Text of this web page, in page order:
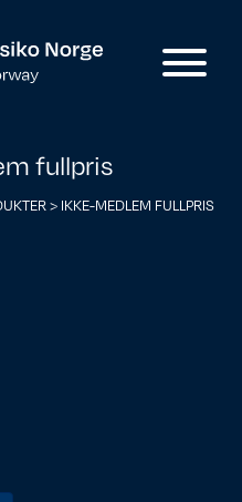
fullpris
> IKKE-MEDLEM FULLPRIS